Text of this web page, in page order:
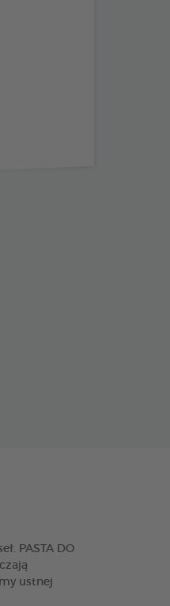
PASTA DO
ustnej